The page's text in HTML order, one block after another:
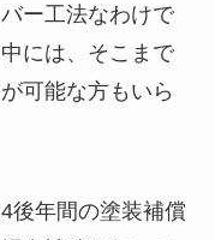
ー工法なわけで
には、そこまで
可能な方もいら
後年間の塗装補償